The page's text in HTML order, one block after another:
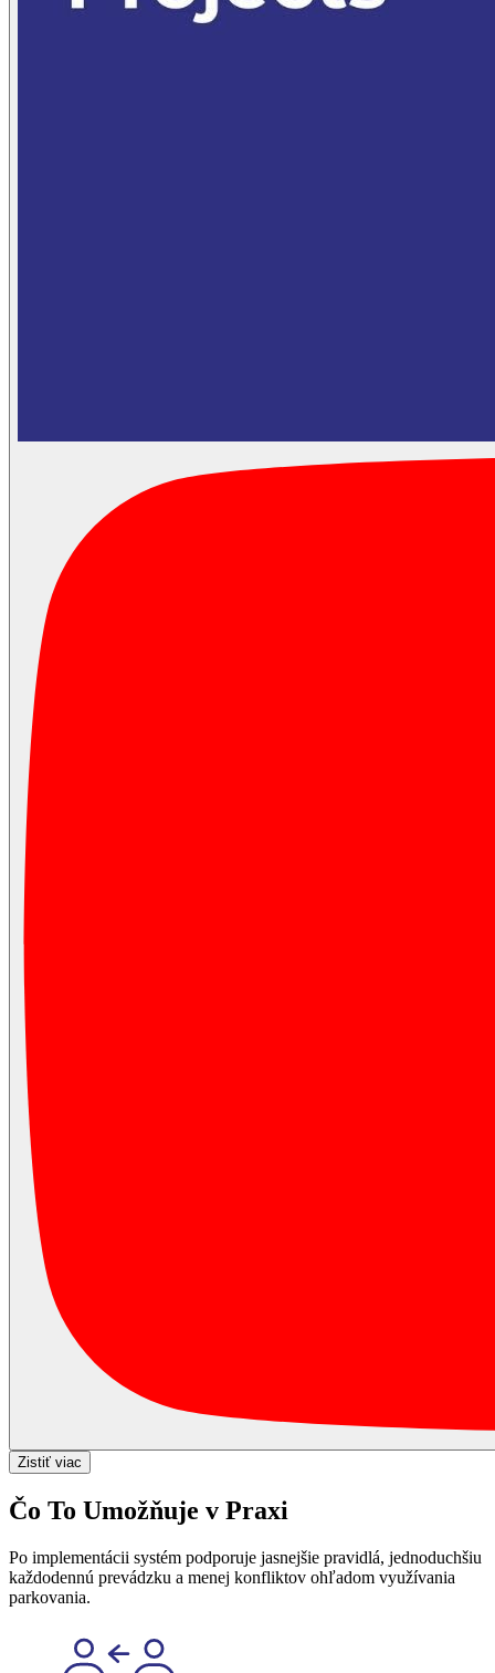
Zistiť viac
Čo To Umožňuje v Praxi
Po implementácii systém podporuje jasnejšie pravidlá, jednoduchšiu
každodennú prevádzku a menej konfliktov ohľadom využívania
parkovania.